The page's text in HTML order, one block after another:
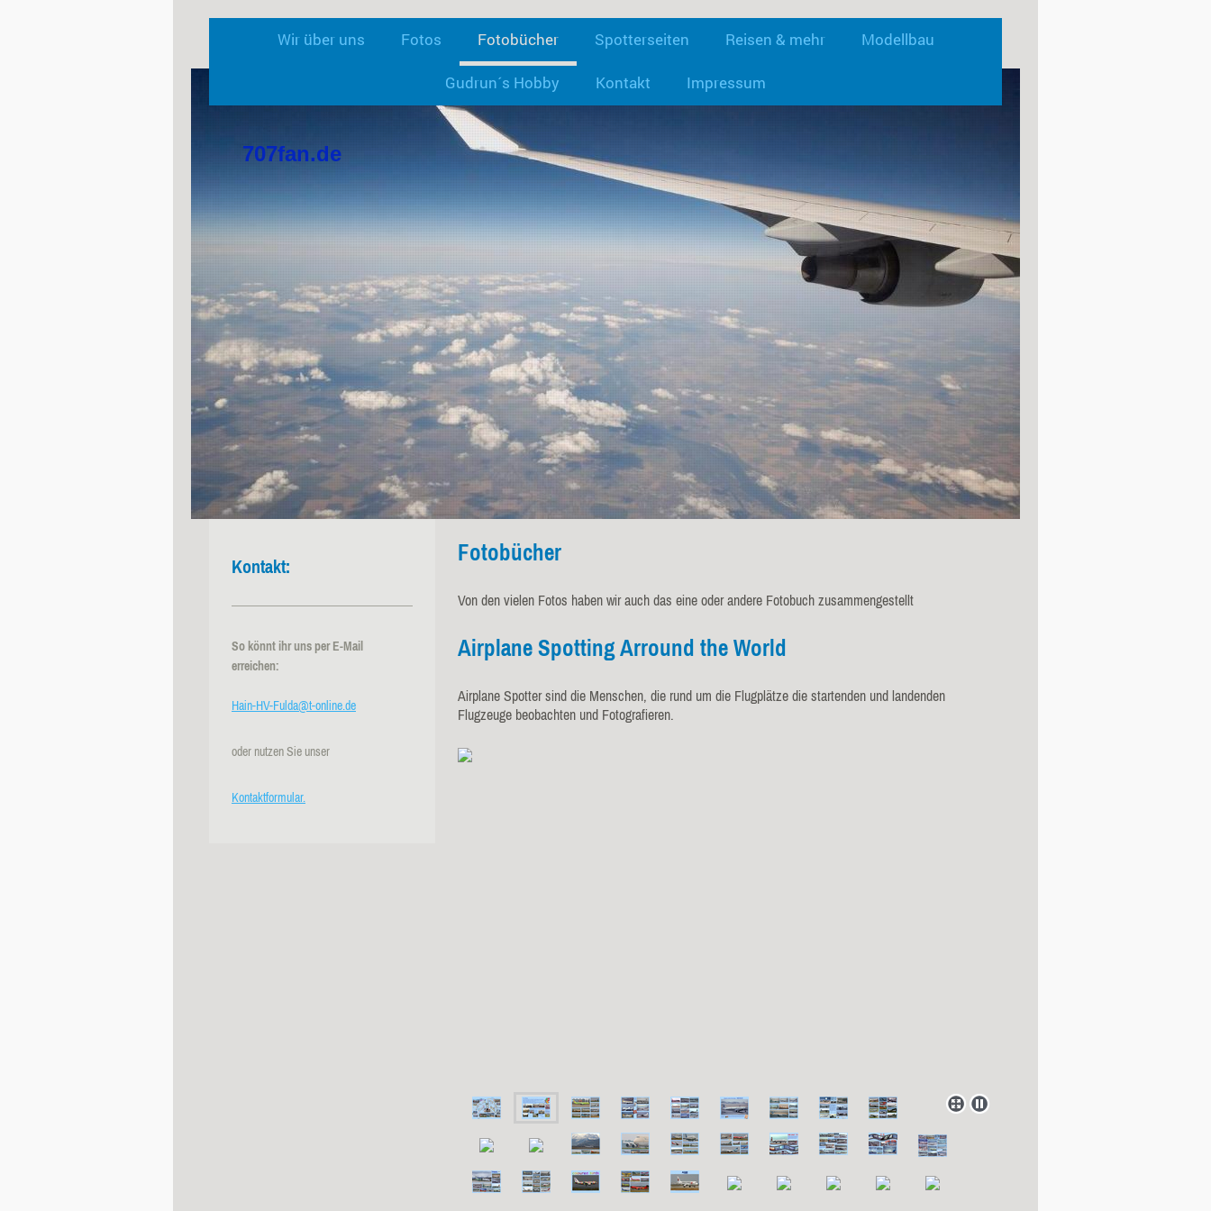
Wir über uns Fotos Fotobücher Spotterseiten Reisen & mehr Modellbau
Gudrun´s Hobby Kontakt Impressum
707fan.de
Fotobücher
Von den vielen Fotos haben wir auch das eine oder andere Fotobuch zusammengestellt
Airplane Spotting Arround the World
Airplane Spotter sind die Menschen, die rund um die Flugplätze die startenden und landenden
Flugzeuge beobachten und Fotografieren.
Kontakt:
So könnt ihr uns per E-Mail
erreichen:
Hain-HV-Fulda@t-online.de
oder nutzen Sie unser
Kontaktformular.